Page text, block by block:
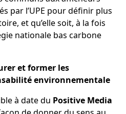
par l’UPE pour définir plus
et qu’elle soit, à la fois
nationale bas carbone
et former les
environnementale
à date du Positive Media